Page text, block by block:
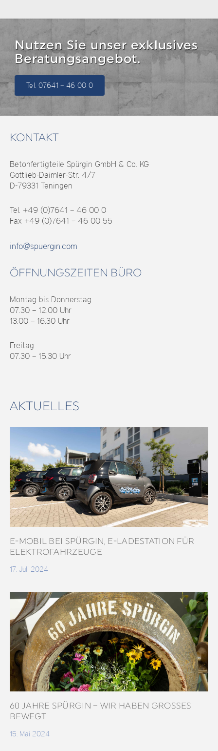
Nutzen Sie unser exklusives
Beratungsangebot.
Tel. 07641 – 46 00 0
KONTAKT
Betonfertigteile Spürgin GmbH & Co. KG
Gottlieb-Daimler-Str. 4/7
D-79331 Teningen
Tel. +49 (0)7641 – 46 00 0
Fax +49 (0)7641 – 46 00 55
info@spuergin.com
ÖFFNUNGSZEITEN BÜRO
Montag bis Donnerstag
07.30 – 12.00 Uhr
13.00 – 16.30 Uhr
Freitag
07.30 – 15.30 Uhr
AKTUELLES
E-MOBIL BEI SPÜRGIN, E-LADESTATION FÜR
ELEKTROFAHRZEUGE
17. Juli 2024
60 JAHRE SPÜRGIN – WIR HABEN GROSSES B
EWEGT
15. Mai 2024